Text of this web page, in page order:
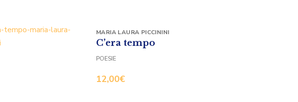
C’era tempo
12,00€
MARIA LAURA PICCININI
POESIE